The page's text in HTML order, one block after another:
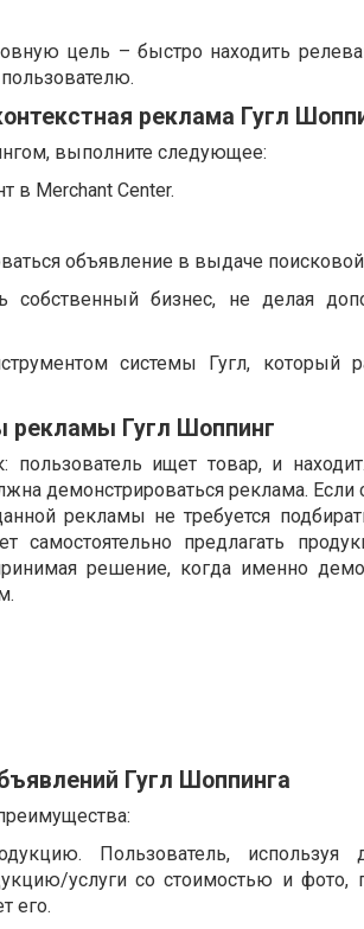
цель – быстро находить
реклама Гугл
выполните следующее:
в Merchant Center.
объявление в выдаче
бизнес, не делая
системы Гугл, который
рекламы Гугл Шоппинг
пользователь ищет товар, и
демонстрироваться реклама. Если
рекламы не требуется
предлагать
решение, когда именно
Гугл Шоппинга
Пользователь, используя
услуги со стоимостью и фото,
его.